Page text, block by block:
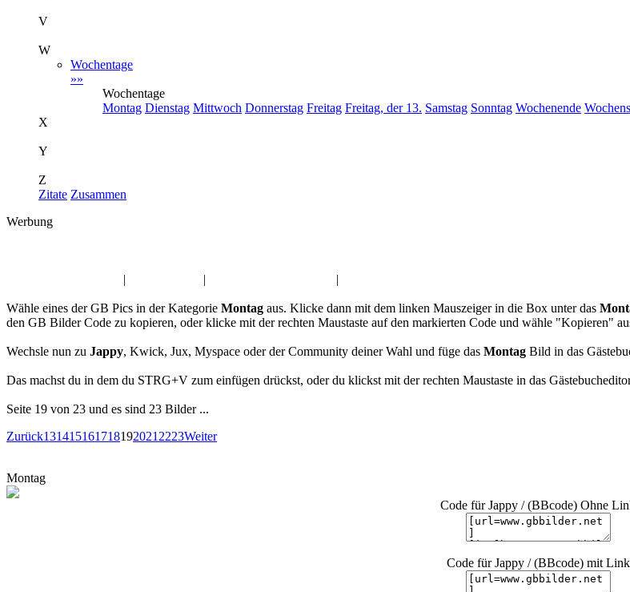
V
W
Wochentage
»»
Wochentage
Montag Dienstag Mittwoch Donnerstag Freitag Freitag, der 13. Samstag Sonntag Wochenende
X
Y
Z
Zitate Zusammen
Werbung
| | |
Wähle eines der GB Pics in der Kategorie Montag aus. Klicke dann mit dem linken Mauszeiger in die Box unter das
den GB Bilder Code zu kopieren, oder klicke mit der rechten Maustaste auf den markierten Code und wähle "Kopieren"
Wechsle nun zu Jappy, Kwick, Jux, Myspace oder der Community deiner Wahl und füge das Montag Bild in das
Das machst du in dem du STRG+V zum einfügen drückst, oder du klickst mit der rechten Maustaste in das
Seite 19 von 23 und es sind 23 Bilder ...
Zurück131415161718192021 2223Weiter
Montag
Code für Jappy / (BBcode) Ohne
Code für Jappy / (BBcode) mit Link